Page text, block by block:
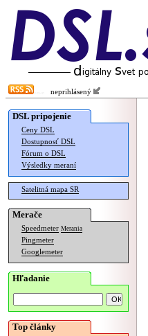
neprihlásený
DSL pripojenie
Ceny DSL
Dostupnosť DSL
Fórum o DSL
Výsledky meraní
Satelitná mapa SR
Merače
Speedmeter Merania
Pingmeter
Googlemeter
Hľadanie
Top články